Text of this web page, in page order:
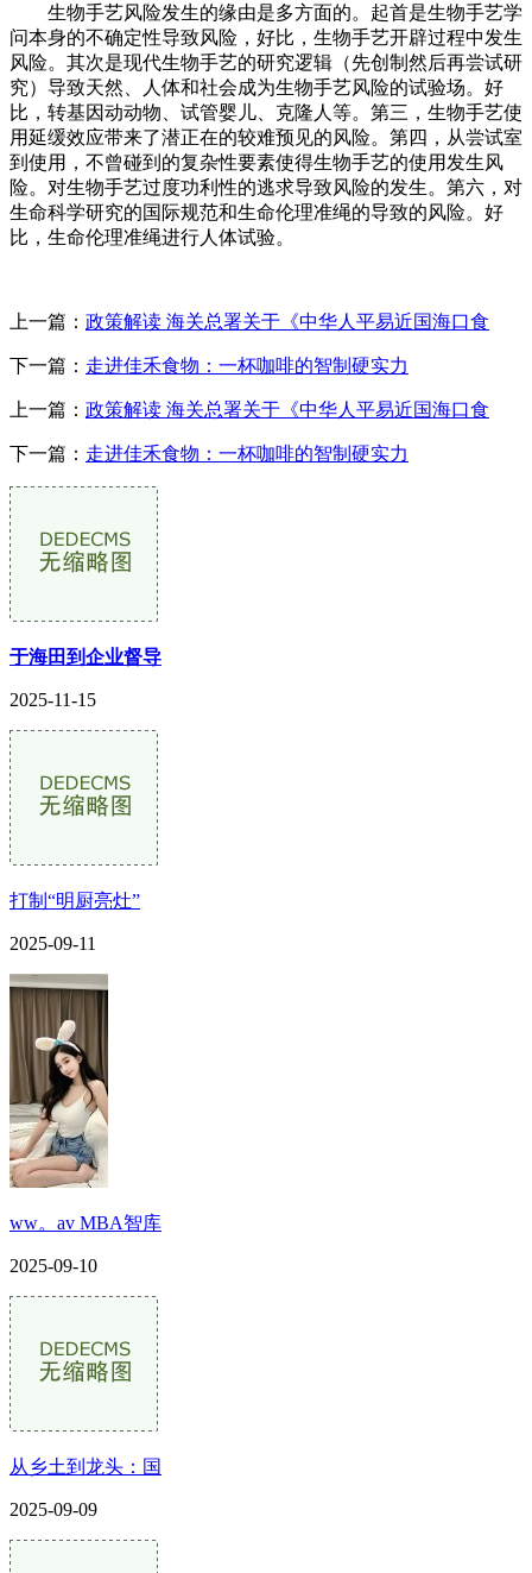
生物手艺风险发生的缘由是多方面的。起首是生物手艺学
问本身的不确定性导致风险，好比，生物手艺开辟过程中发生
风险。其次是现代生物手艺的研究逻辑（先创制然后再尝试研
究）导致天然、人体和社会成为生物手艺风险的试验场。好
比，转基因动动物、试管婴儿、克隆人等。第三，生物手艺使
用延缓效应带来了潜正在的较难预见的风险。第四，从尝试室
到使用，不曾碰到的复杂性要素使得生物手艺的使用发生风
险。对生物手艺过度功利性的逃求导致风险的发生。第六，对
生命科学研究的国际规范和生命伦理准绳的导致的风险。好
比，生命伦理准绳进行人体试验。
上一篇： 政策解读 海关总署关于《中华人平易近国海口食
下一篇： 走进佳禾食物：一杯咖啡的智制硬实力
上一篇： 政策解读 海关总署关于《中华人平易近国海口食
下一篇： 走进佳禾食物：一杯咖啡的智制硬实力
于海田到企业督导
2025-11-15
打制“明厨亮灶”
2025-09-11
ww。av MBA智库
2025-09-10
从乡土到龙头：国
2025-09-09